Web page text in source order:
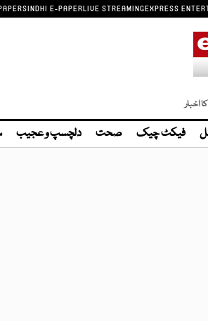
SINDHI E-PAPERLIVE STREAMINGEXPRESS
اخبار
فیکٹ چیک صحت دلچسپ و عجیب